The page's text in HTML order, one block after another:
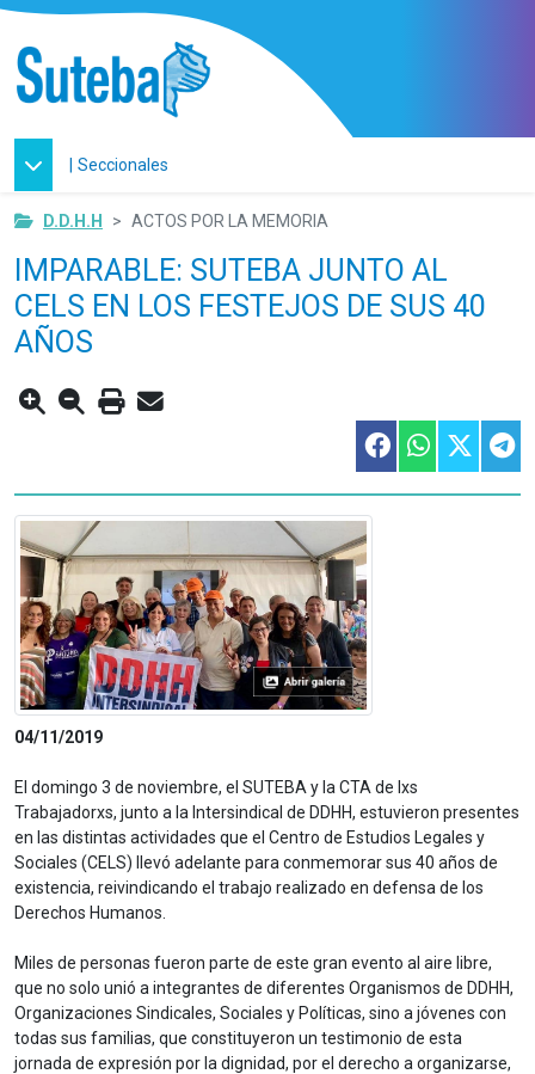
| Seccionales
D.D.H.H ACTOS POR LA MEMORIA
IMPARABLE: SUTEBA JUNTO AL
CELS EN LOS FESTEJOS DE SUS 40
AÑOS
04/11/2019
El domingo 3 de noviembre, el SUTEBA y la CTA de lxs
Trabajadorxs, junto a la Intersindical de DDHH, estuvieron presentes
en las distintas actividades que el Centro de Estudios Legales y
Sociales (CELS) llevó adelante para conmemorar sus 40 años de
existencia, reivindicando el trabajo realizado en defensa de los
Derechos Humanos.
Miles de personas fueron parte de este gran evento al aire libre,
que no solo unió a integrantes de diferentes Organismos de DDHH,
Organizaciones Sindicales, Sociales y Políticas, sino a jóvenes con
todas sus familias, que constituyeron un testimonio de esta
jornada de expresión por la dignidad, por el derecho a organizarse,